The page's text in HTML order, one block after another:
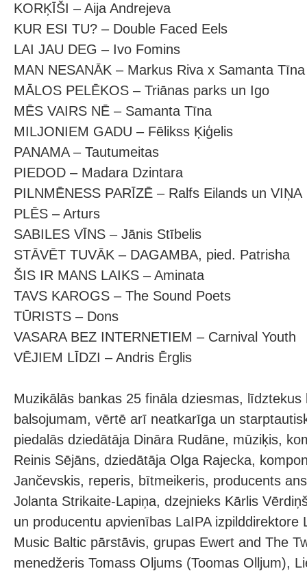
KORĶĪŠI – Aija Andrejeva
KUR ESI TU? – Double Faced Eels
LAI JAU DEG – Ivo Fomins
MAN NESANĀK – Markus Riva x Samanta Tīna
MĀLOS PELĒKOS – Triānas parks un Igo
MĒS VAIRS NĒ – Samanta Tīna
MILJONIEM GADU – Fēlikss Ķiģelis
PANAMA – Tautumeitas
PIEDOD – Madara Dzintara
PILNMĒNESS PARĪZĒ – Ralfs Eilands un VIŅA
PLĒS – Arturs
SABILES VĪNS – Jānis Stībelis
STĀVĒT TUVĀK – DAGAMBA, pied. Patrisha
ŠIS IR MANS LAIKS – Aminata
TAVS KAROGS – The Sound Poets
TŪRISTS – Dons
VASARA BEZ INTERNETIEM – Carnival Youth
VĒJIEM LĪDZI – Andris Ērglis
Muzikālās bankas 25 fināla dziesmas, līdztekus
balsojumam, vērtē arī neatkarīga un
piedalās dziedātāja Dināra Rudāne, mūziķis,
Reinis Sējāns, dziedātāja Olga Rajecka,
Jančevskis, reperis, bītmeikeris, producents
Jolanta Strikaite-Lapiņa, dzejnieks Kārlis
un producentu apvienības LaIPA izpilddirektore
Music Baltic pārstāvis, grupas Ewert and The
menedžeris Tomass Oljums (Toomas Olljum),